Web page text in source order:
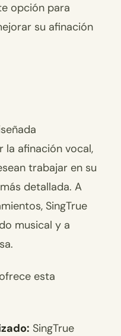
opción para
su afinación
la afinación vocal,
trabajar en su
detallada. A
SingTrue
musical y a
esta
SingTrue